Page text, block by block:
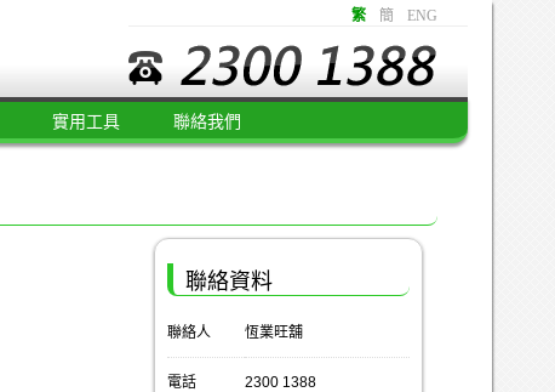
繁 簡 ENG
實用工具 聯絡我們
聯絡資料
聯絡人 恆業旺舖
電話 2300 1388